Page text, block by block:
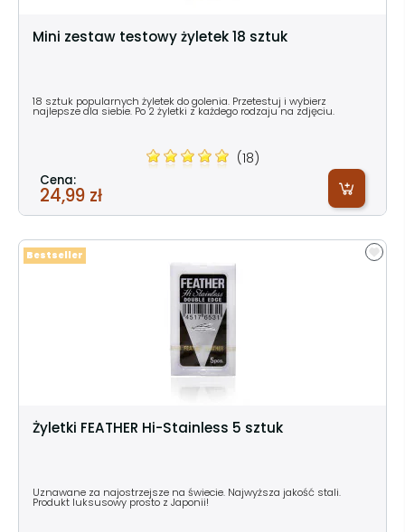
Mini zestaw testowy żyletek 18 sztuk
18 sztuk popularnych żyletek do golenia. Przetestuj i wybierz
najlepsze dla siebie. Po 2 żyletki z każdego rodzaju na zdjęciu.
(18)
Cena:
24,99 zł
Żyletki FEATHER Hi-Stainless 5 sztuk
Uznawane za najostrzejsze na świecie. Najwyższa jakość stali.
Produkt luksusowy prosto z Japonii!
Bestseller